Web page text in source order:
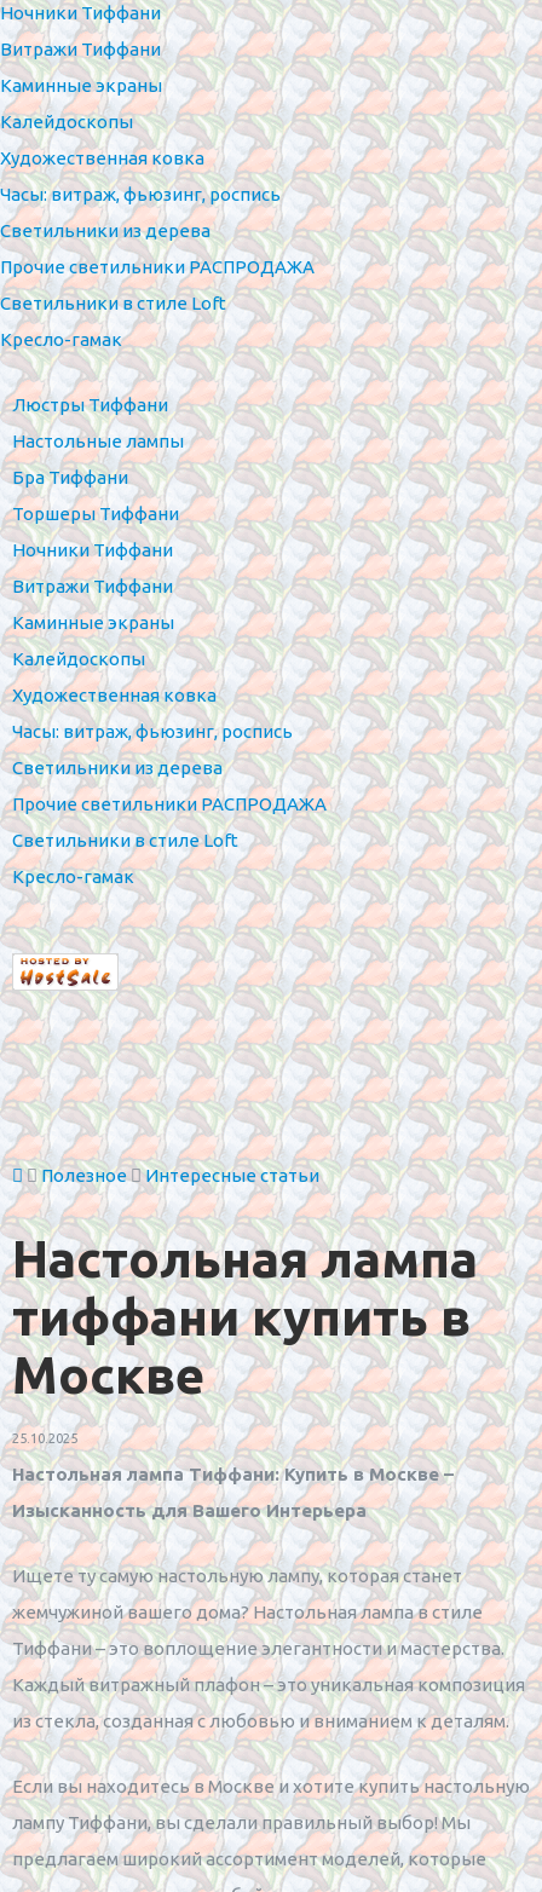
Ночники Тиффани
Витражи Тиффани
Каминные экраны
Калейдоскопы
Художественная ковка
Часы: витраж, фьюзинг, роспись
Светильники из дерева
Прочие светильники РАСПРОДАЖА
Светильники в стиле Loft
Кресло-гамак
Люстры Тиффани
Настольные лампы
Бра Тиффани
Торшеры Тиффани
Ночники Тиффани
Витражи Тиффани
Каминные экраны
Калейдоскопы
Художественная ковка
Часы: витраж, фьюзинг, роспись
Светильники из дерева
Прочие светильники РАСПРОДАЖА
Светильники в стиле Loft
Кресло-гамак
Полезное Интересные статьи
Настольная лампа
тиффани купить в
Москве
25.10.2025
Настольная лампа Тиффани: Купить в Москве –
Изысканность для Вашего Интерьера
Ищете ту самую настольную лампу, которая станет
жемчужиной вашего дома? Настольная лампа в стиле
Тиффани – это воплощение элегантности и мастерства.
Каждый витражный плафон – это уникальная композиция
из стекла, созданная с любовью и вниманием к деталям.
Если вы находитесь в Москве и хотите купить настольную
лампу Тиффани, вы сделали правильный выбор! Мы
предлагаем широкий ассортимент моделей, которые